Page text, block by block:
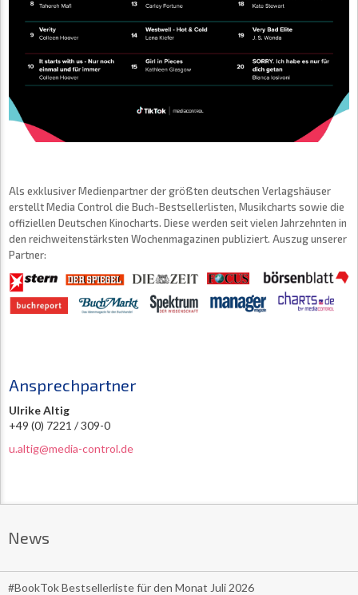
Als exklusiver Medienpartner der größten deutschen Verlagshäuser
erstellt Media Control die Buch-Bestsellerlisten, Musikcharts sowie die
offiziellen Deutschen Kinocharts. Diese werden seit vielen Jahrzehnten in
den reichweitenstärksten Wochenmagazinen publiziert. Auszug unserer
Partner:
Ansprechpartner
Ulrike Altig
+49 (0) 7221 / 309-0
u.altig@media-control.de
News
#BookTok Bestsellerliste für den Monat Juli 2026